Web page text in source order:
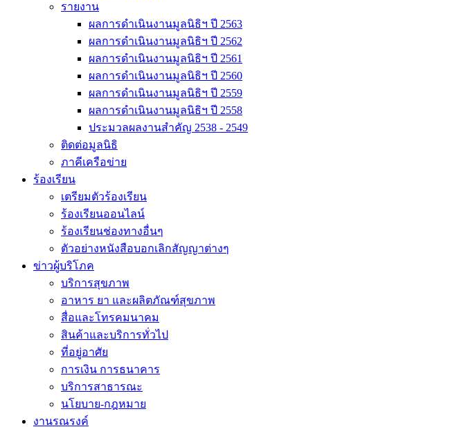
รายงาน
ผลการดำเนินงานมูลนิธิฯ ปี 2563
ผลการดำเนินงานมูลนิธิฯ ปี 2562
ผลการดำเนินงานมูลนิธิฯ ปี 2561
ผลการดำเนินงานมูลนิธิฯ ปี 2560
ผลการดำเนินงานมูลนิธิฯ ปี 2559
ผลการดำเนินงานมูลนิธิฯ ปี 2558
ประมวลผลงานสำคัญ 2538 - 2549
ติดต่อมูลนิธิ
ภาคีเครือข่าย
ร้องเรียน
เตรียมตัวร้องเรียน
ร้องเรียนออนไลน์
ร้องเรียนช่องทางอื่นๆ
ตัวอย่างหนังสือบอกเลิกสัญญาต่างๆ
ข่าวผู้บริโภค
บริการสุขภาพ
อาหาร ยา และผลิตภัณฑ์สุขภาพ
สื่อและโทรคมนาคม
สินค้าและบริการทั่วไป
ที่อยู่อาศัย
การเงิน การธนาคาร
บริการสาธารณะ
นโยบาย-กฎหมาย
งานรณรงค์